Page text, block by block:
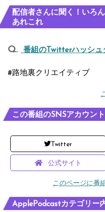
配信者さんに聞く！いろ
あれこれ
番組のTwitterハッシュ
#路地裏クリエイティブ
この番組のSNSアカウン
Twitter
公式サイト
このページに番
ApplePodcastカテゴリー